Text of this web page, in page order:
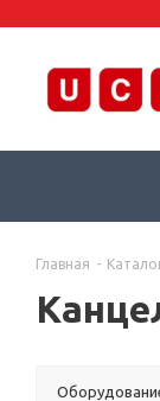
Главная -